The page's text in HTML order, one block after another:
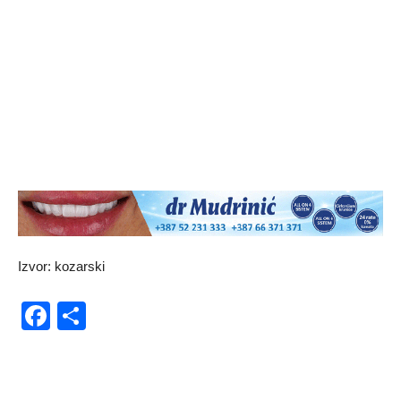
Izvor: kozarski
Facebook